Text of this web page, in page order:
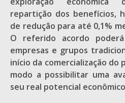
repartição dos benefícios,
de redução para até 0,1%
O referido acordo
empresas e grupos
início da comercialização
modo a possibilitar uma
seu real potencial